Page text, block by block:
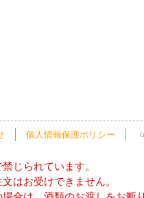
個人情報保護ポリシー
じられています。
はお受けできません。